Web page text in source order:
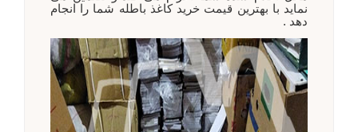
نماید با بهترین قیمت خرید کاغذ باطله شما را انجام
دهد .